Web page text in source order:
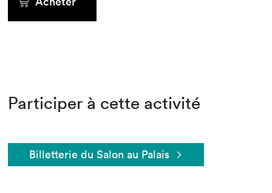
Participer à cette activité
Billetterie du Salon au Palais